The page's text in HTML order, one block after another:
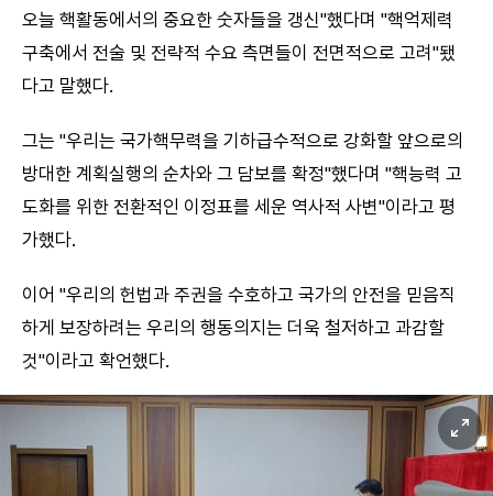
오늘 핵활동에서의 중요한 숫자들을 갱신"했다며 "핵억제력
구축에서 전술 및 전략적 수요 측면들이 전면적으로 고려"됐
다고 말했다.
그는 "우리는 국가핵무력을 기하급수적으로 강화할 앞으로의
방대한 계획실행의 순차와 그 담보를 확정"했다며 "핵능력 고
도화를 위한 전환적인 이정표를 세운 역사적 사변"이라고 평
가했다.
이어 "우리의 헌법과 주권을 수호하고 국가의 안전을 믿음직
하게 보장하려는 우리의 행동의지는 더욱 철저하고 과감할
것"이라고 확언했다.